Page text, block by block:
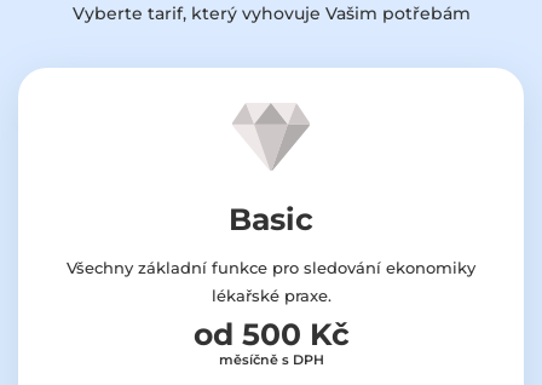
Vyberte tarif, který vyhovuje Vašim potřebám
Basic
Všechny základní funkce pro sledování ekonomiky
lékařské praxe.
od 500 Kč
měsíčně s DPH